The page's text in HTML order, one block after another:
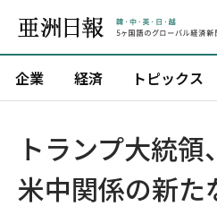
企業 経済 トピックス
トランプ大統
米中関係の新た